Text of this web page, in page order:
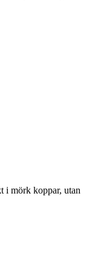
i mörk koppar, utan